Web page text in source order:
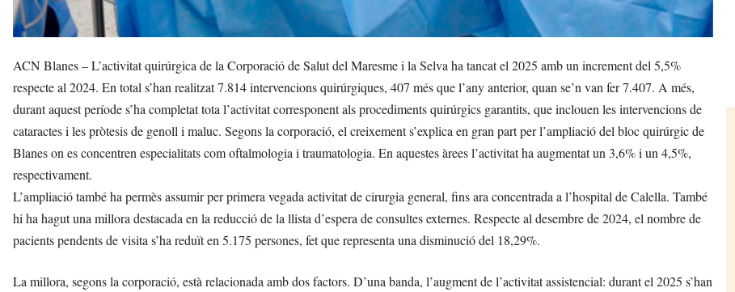
ACN Blanes – L’activitat quirúrgica de la Corporació de Salut del Maresme i la Selva ha tancat el 2025 amb un increment del 5,5%
respecte al 2024. En total s’han realitzat 7.814 intervencions quirúrgiques, 407 més que l’any anterior, quan se’n van fer 7.407. A més,
durant aquest període s’ha completat tota l’activitat corresponent als procediments quirúrgics garantits, que inclouen les intervencions de
cataractes i les pròtesis de genoll i maluc. Segons la corporació, el creixement s’explica en gran part per l’ampliació del bloc quirúrgic de
Blanes on es concentren especialitats com oftalmologia i traumatologia. En aquestes àrees l’activitat ha augmentat un 3,6% i un 4,5%,
respectivament.
L’ampliació també ha permès assumir per primera vegada activitat de cirurgia general, fins ara concentrada a l’hospital de Calella. També
hi ha hagut una millora destacada en la reducció de la llista d’espera de consultes externes. Respecte al desembre de 2024, el nombre de
pacients pendents de visita s’ha reduït en 5.175 persones, fet que representa una disminució del 18,29%.
La millora, segons la corporació, està relacionada amb dos factors. D’una banda, l’augment de l’activitat assistencial: durant el 2025 s’han